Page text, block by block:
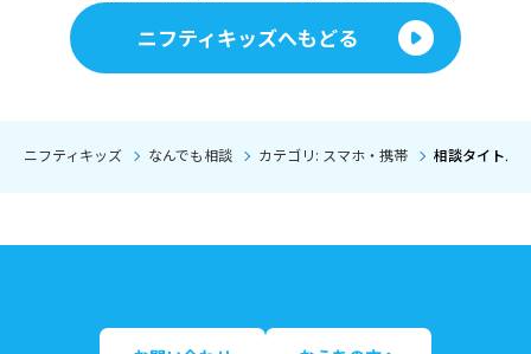
ニフティキッズへもどる
ニフティキッズ なんでも相談 カテゴリ: スマホ・携帯 相談タイトル: